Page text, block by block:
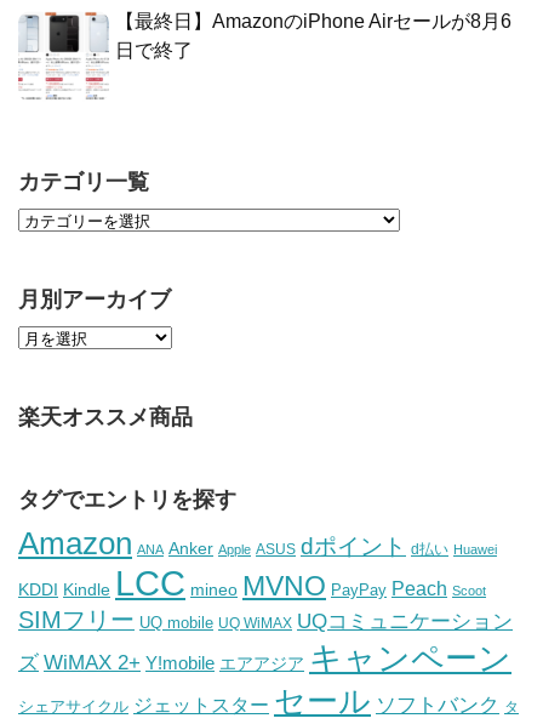
【最終日】AmazonのiPhone Airセールが8月6
日で終了
カテゴリ一覧
月別アーカイブ
楽天オススメ商品
タグでエントリを探す
Amazon ANA Anker Apple ASUS dポイント d払い Huawei
KDDI Kindle LCC mineo MVNO PayPay Peach Scoot
SIMフリー UQ mobile UQ WiMAX UQコミュニケーション
ズ WiMAX 2+ Y!mobile エアアジア キャンペーン
シェアサイクル ジェットスター セール ソフトバンク タ